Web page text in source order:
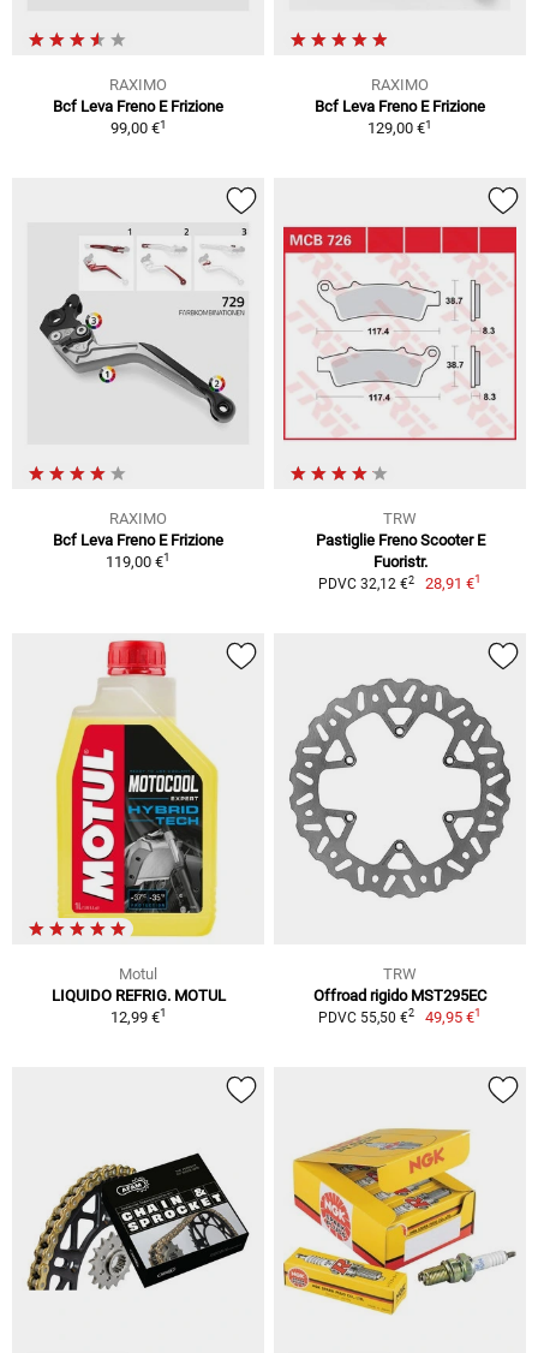
RAXIMO
Bcf Leva Freno E Frizione
99,00 €1
RAXIMO
Bcf Leva Freno E Frizione
129,00 €1
RAXIMO
Bcf Leva Freno E Frizione
119,00 €1
TRW
Pastiglie Freno Scooter E
Fuoristr.
PDVC 32,12 €2 28,91 €1
Motul
LIQUIDO REFRIG. MOTUL
12,99 €1
TRW
Offroad rigido MST295EC
PDVC 55,50 €2 49,95 €1